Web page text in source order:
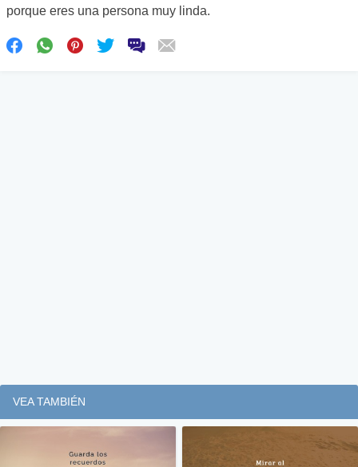
porque eres una persona muy linda.
VEA TAMBIÉN